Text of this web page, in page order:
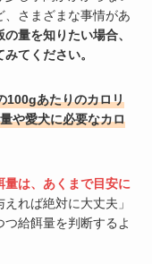
さまざまな事情があ
量を知りたい場合、
てください。
100gあたりのカロリ
や愛犬に必要なカロ
量は、あくまで目安に
れば絶対に大丈夫」
給餌量を判断するよ